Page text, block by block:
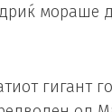
мораше
гигант